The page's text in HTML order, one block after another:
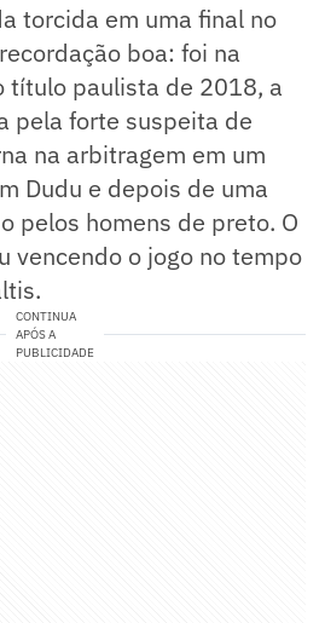
torcida em uma final no
boa: foi na
título paulista de 2018, a
pela forte suspeita de
na arbitragem em um
Dudu e depois de uma
pelos homens de preto. O
vencendo o jogo no tempo
CONTINUA
APÓS A
PUBLICIDADE